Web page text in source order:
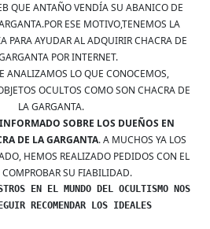
QUE ANTAÑO VENDÍA SU ABANICO DE
ESE MOTIVO,TENEMOS LA
PARA AYUDAR AL ADQUIRIR CHACRA DE
POR INTERNET.
ANALIZAMOS LO QUE CONOCEMOS,
OCULTOS COMO SON CHACRA DE
LA GARGANTA.
SOBRE LOS DUEÑOS EN
DE LA GARGANTA. A MUCHOS YA LOS
HEMOS REALIZADO PEDIDOS CON EL
COMPROBAR SU FIABILIDAD.
EN EL MUNDO DEL OCULTISMO NOS
RECOMENDAR LOS IDEALES